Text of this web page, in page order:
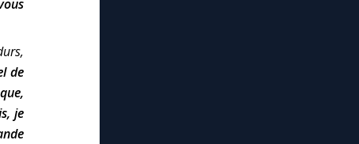
de
je